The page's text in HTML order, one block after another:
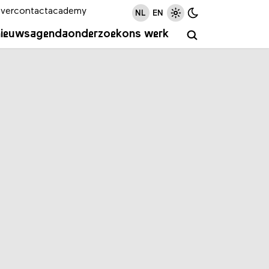
agendaonderzoekons werk
contactacademy NL EN